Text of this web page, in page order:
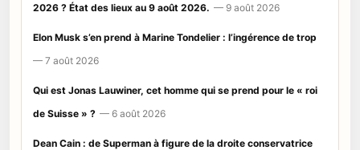
2026 ? État des lieux au 9 août 2026. — 9 août 2026
Elon Musk s’en prend à Marine Tondelier : l’ingérence de trop
— 7 août 2026
Qui est Jonas Lauwiner, cet homme qui se prend pour le « roi
de Suisse » ? — 6 août 2026
Dean Cain : de Superman à figure de la droite conservatrice